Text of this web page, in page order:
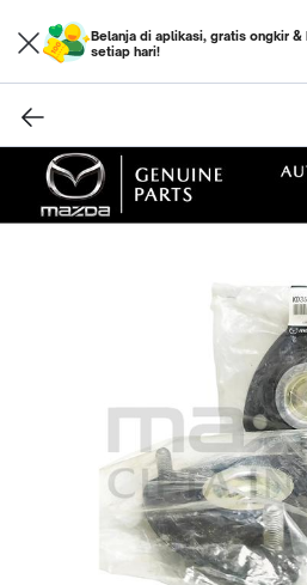
Belanja di aplikasi, gratis ongkir &
setiap hari!